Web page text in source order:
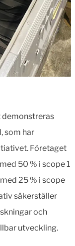
demonstreras
som har
Företaget
50 % i scope 1
25 % i scope
säkerställer
och
utveckling.